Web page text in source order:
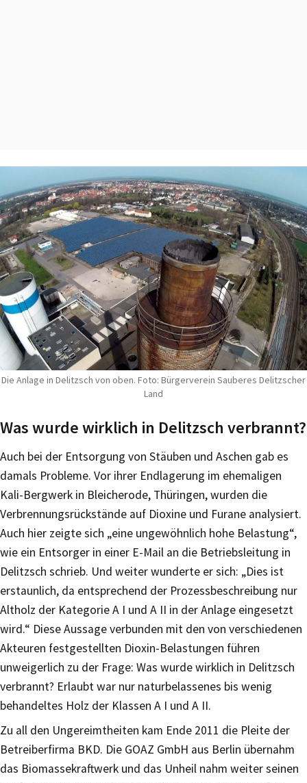
Die Anlage in Delitzsch von oben. Foto: Bürgerverein Sauberes Delitzscher
Land
Was wurde wirklich in Delitzsch verbrannt?
Auch bei der Entsorgung von Stäuben und Aschen gab es
damals Probleme. Vor ihrer Endlagerung im ehemaligen
Kali-Bergwerk in Bleicherode, Thüringen, wurden die
Verbrennungsrückstände auf Dioxine und Furane analysiert.
Auch hier zeigte sich „eine ungewöhnlich hohe Belastung“,
wie ein Entsorger in einer E-Mail an die Betriebsleitung in
Delitzsch schrieb. Und weiter wunderte er sich: „Dies ist
erstaunlich, da entsprechend der Prozessbeschreibung nur
Altholz der Kategorie A I und A II in der Anlage eingesetzt
wird.“ Diese Aussage verbunden mit den von verschiedenen
Akteuren festgestellten Dioxin-Belastungen führen
unweigerlich zu der Frage: Was wurde wirklich in Delitzsch
verbrannt? Erlaubt war nur naturbelassenes bis wenig
behandeltes Holz der Klassen A I und A II.
Zu all den Ungereimtheiten kam Ende 2011 die Pleite der
Betreiberfirma BKD. Die GOAZ GmbH aus Berlin übernahm
das Biomassekraftwerk und das Unheil nahm weiter seinen